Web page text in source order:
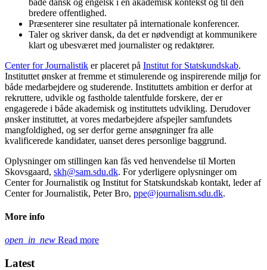
bredere offentlighed.
Præsenterer sine resultater på internationale konferencer.
Taler og skriver dansk, da det er nødvendigt at kommunikere
klart og ubesværet med journalister og redaktører.
Center for Journalistik er placeret på Institut for Statskundskab.
Instituttet ønsker at fremme et stimulerende og inspirerende miljø for
både medarbejdere og studerende. Instituttets ambition er derfor at
rekruttere, udvikle og fastholde talentfulde forskere, der er
engagerede i både akademisk og instituttets udvikling. Derudover
ønsker instituttet, at vores medarbejdere afspejler samfundets
mangfoldighed, og ser derfor gerne ansøgninger fra alle
kvalificerede kandidater, uanset deres personlige baggrund.
Oplysninger om stillingen kan fås ved henvendelse til Morten
Skovsgaard, skh@sam.sdu.dk. For yderligere oplysninger om
Center for Journalistik og Institut for Statskundskab kontakt, leder af
Center for Journalistik, Peter Bro, ppe@journalism.sdu.dk.
More info
open_in_new Read more
Latest